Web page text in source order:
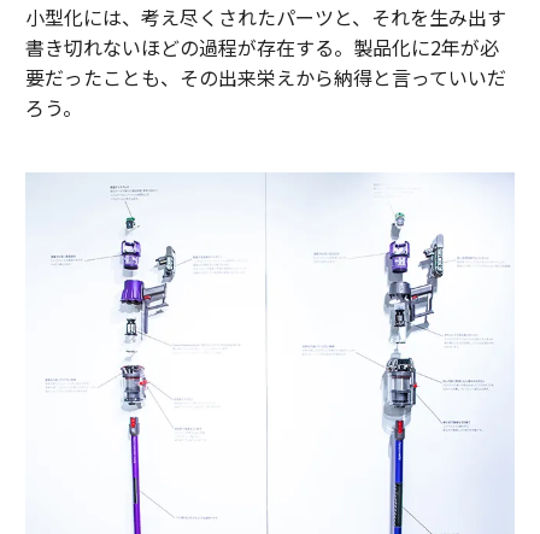
小型化には、考え尽くされたパーツと、それを生み出す
書き切れないほどの過程が存在する。製品化に2年が必
要だったことも、その出来栄えから納得と言っていいだ
ろう。